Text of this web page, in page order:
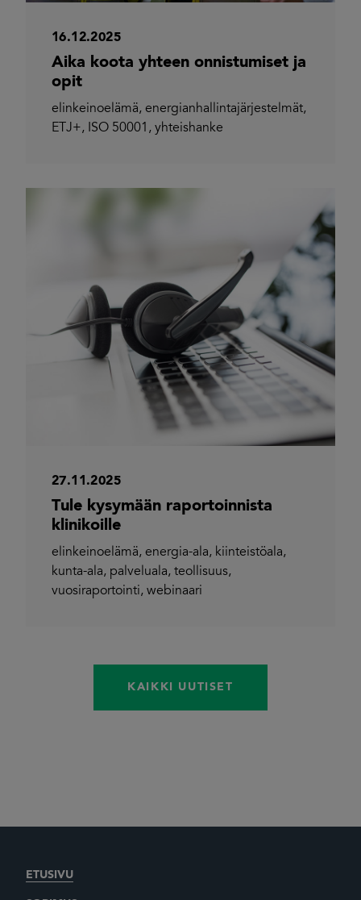
16.12.2025
Aika koota yhteen onnistumiset ja
opit
elinkeinoelämä, energianhallintajärjestelmät,
ETJ+, ISO 50001 , yhteishanke
27.11.2025
Tule kysymään raportoinnista
klinikoille
elinkeinoelämä, energia-ala, kiinteistöala,
kunta-ala, palveluala, teollisuus,
vuosiraportointi, webinaari
KAIKKI UUTISET
ETUSIVU